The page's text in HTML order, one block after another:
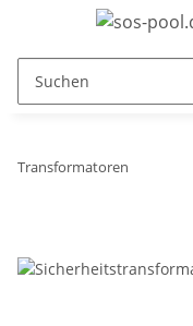
Transformatoren